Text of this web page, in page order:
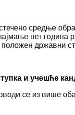
средње
пет година
државни
и учешће
се из више